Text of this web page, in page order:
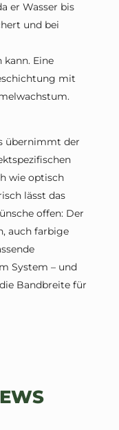
er Wasser bis
und bei
Eine
mit
übernimmt der
wie optisch
lässt das
offen: Der
auch farbige
System – und
Bandbreite für